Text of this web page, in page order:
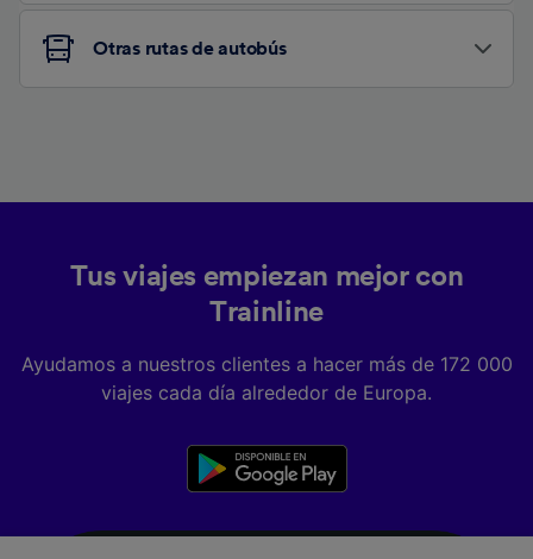
Otras rutas de autobús
Tus viajes empiezan mejor con
Trainline
Ayudamos a nuestros clientes a hacer más de 172 000
viajes cada día alrededor de Europa.